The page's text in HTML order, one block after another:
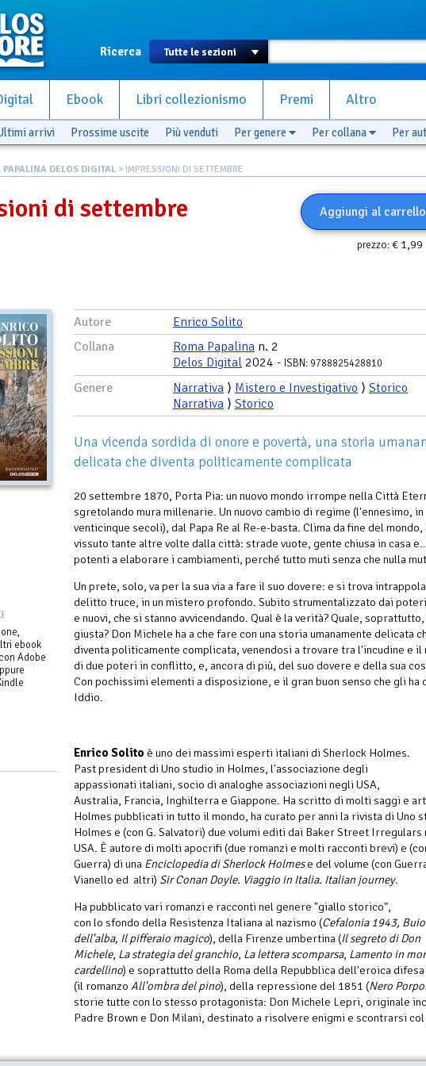
Ricerca
Ebook Libri collezionismo Premi Altro
arrivi Prossime uscite Più venduti Per genere Per collana Per
PAPALINA DELOS DIGITAL > IMPRESSIONI DI SETTEMBRE
Aggiungi al carrello
prezzo:€ 1,99
di settembre
ebook
Adobe
Autore
Enrico Solito
Collana
Roma Papalina n. 2
Delos Digital 2024 - ISBN: 9788825428810
Genere Narrativa ⟩ Mistero e Investigativo ⟩ Storico
Narrativa ⟩ Storico
Una vicenda sordida di onore e povertà, una storia
delicata che diventa politicamente complicata
20 settembre 1870, Porta Pia: un nuovo mondo irrompe nella Città
sgretolando mura millenarie. Un nuovo cambio di regime (l'ennesimo, in
venticinque secoli), dal Papa Re al Re-e-basta. Clima da fine del mondo,
vissuto tante altre volte dalla città: strade vuote, gente chiusa in casa
potenti a elaborare i cambiamenti, perché tutto muti senza che nulla
Un prete, solo, va per la sua via a fare il suo dovere: e si trova
delitto truce, in un mistero profondo. Subito strumentalizzato dai
e nuovi, che si stanno avvicendando. Qual è la verità? Quale,
giusta? Don Michele ha a che fare con una storia umanamente delicata
diventa politicamente complicata, venendosi a trovare tra l'incudine e il
di due poteri in conflitto, e, ancora di più, del suo dovere e della sua
Con pochissimi elementi a disposizione, e il gran buon senso che gli ha
Iddio.
Enrico Solito è uno dei massimi esperti italiani di Sherlock Holmes.
Past president di Uno studio in Holmes, l'associazione degli
appassionati italiani, socio di analoghe associazioni negli USA,
Australia, Francia, Inghilterra e Giappone. Ha scritto di molti saggi e
Holmes pubblicati in tutto il mondo, ha curato per anni la rivista di Uno
Holmes e (con G. Salvatori) due volumi editi dai Baker Street Irregulars
USA. È autore di molti apocrifi (due romanzi e molti racconti brevi) e
Guerra) di una Enciclopedia di Sherlock Holmese del volume (con
Vianello ed altri) Sir Conan Doyle. Viaggio in Italia. Italian journey.
Ha pubblicato vari romanzi e racconti nel genere "giallo storico",
con lo sfondo della Resistenza Italiana al nazismo (Cefalonia 1943,
dell'alba, Il pifferaio magico), della Firenze umbertina (Il segreto di Don
Michele, La strategia del granchio, La lettera scomparsa, Lamento in
cardellino) e soprattutto della Roma della Repubblica dell'eroica
(il romanzo All'ombra del pino), della repressione del 1851 (Nero
storie tutte con lo stesso protagonista: Don Michele Lepri, originale
Padre Brown e Don Milani, destinato a risolvere enigmi e scontrarsi